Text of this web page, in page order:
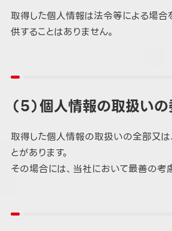
取得した個人情報は法令等による場
供することはありません。
（５）個人情報の取扱い
取得した個人情報の取扱いの全部又は
とがあります。
その場合には、当社において最善の考